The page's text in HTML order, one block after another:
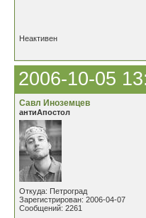
Неактивен
2006-10-05
Савл Иноземцев
антиАпостол
Откуда: Петроград
Зарегистрирован: 2006-04-07
Сообщений: 2261